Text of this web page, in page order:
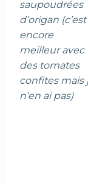
saupoudrées
d’origan (c’est
encore
meilleur avec
des tomates
confites mais
n’en ai pas)